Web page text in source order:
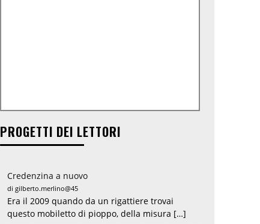
PROGETTI DEI LETTORI
Credenzina a nuovo
di gilberto.merlino@45
Era il 2009 quando da un rigattiere trovai
questo mobiletto di pioppo, della misura […]